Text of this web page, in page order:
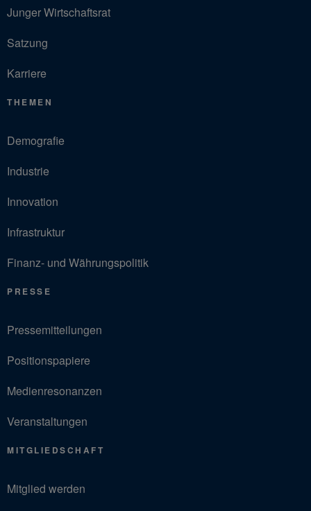
Junger Wirtschaftsrat
Satzung
Karriere
THEMEN
Demografie
Industrie
Innovation
Infrastruktur
Finanz- und Währungspolitik
PRESSE
Pressemitteilungen
Positionspapiere
Medienresonanzen
Veranstaltungen
MITGLIEDSCHAFT
Mitglied werden